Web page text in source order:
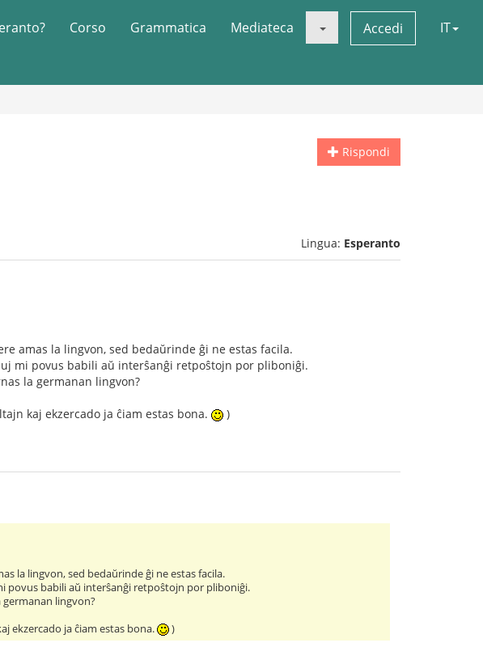
Corso Grammatica Mediateca Accedi IT
Rispondi
Lingua: Esperanto
amas la lingvon, sed bedaŭrinde ĝi ne estas facila.
mi povus babili aŭ interŝanĝi retpoŝtojn por pliboniĝi.
la germanan lingvon?
kaj ekzercado ja ĉiam estas bona. )
la lingvon, sed bedaŭrinde ĝi ne estas facila.
povus babili aŭ interŝanĝi retpoŝtojn por pliboniĝi.
germanan lingvon?
ekzercado ja ĉiam estas bona.
)